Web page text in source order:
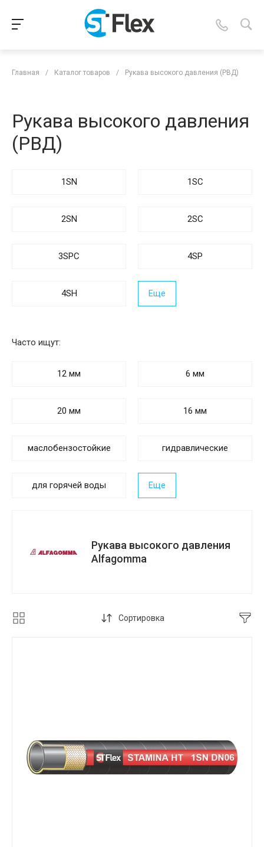
Главная / Каталог товаров / Рукава высокого давления (РВД)
Рукава высокого давления
(РВД)
1SN 1SC
2SN 2SC
3SPC 4SP
4SH Еще
Часто ищут:
12 мм 6 мм
20 мм 16 мм
маслобензостойкие гидравлические
для горячей воды Еще
Рукава высокого давления
Alfagomma
Сортировка